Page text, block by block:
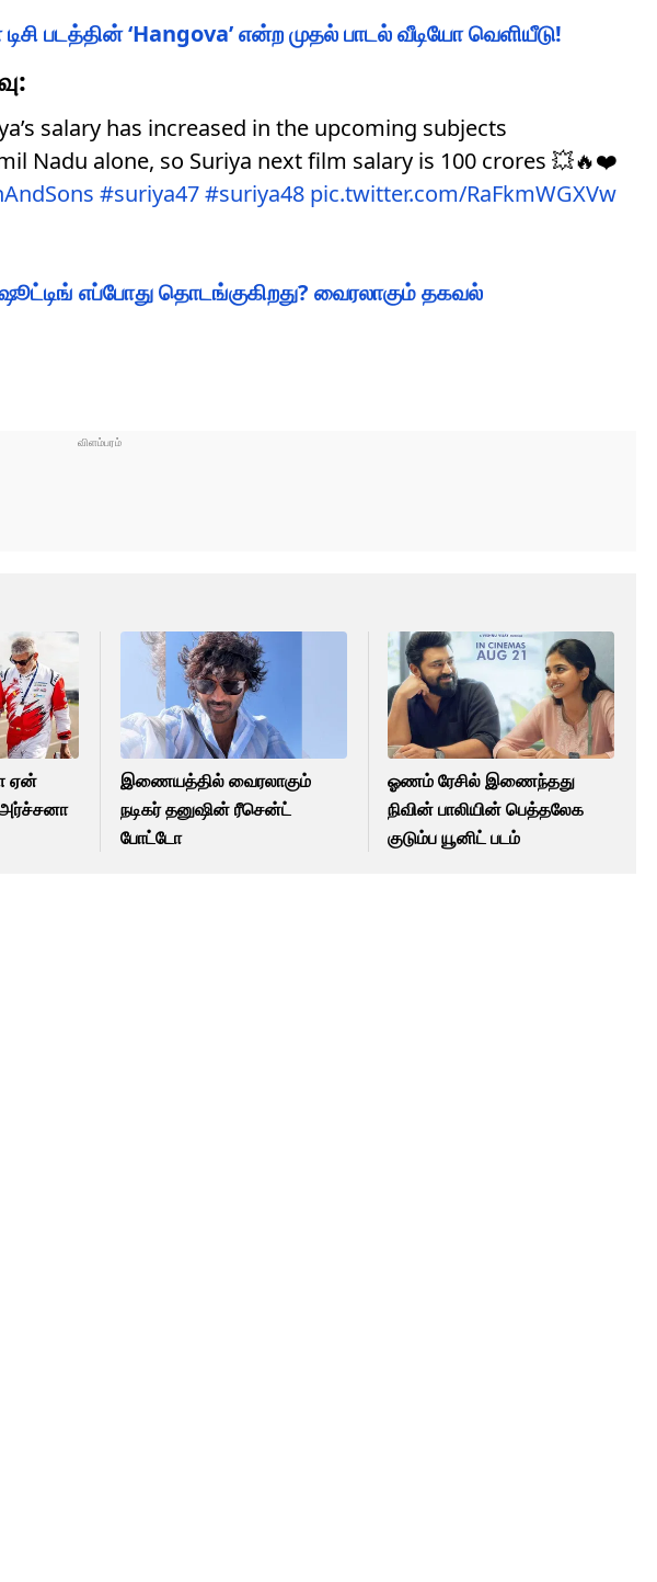
படத்தின் ‘Hangova’ என்ற முதல் பாடல் வீடியோ வெளியீடு!
salary has increased in the upcoming subjects
Nadu alone, so Suriya next film salary is 100 crores 💥🔥❤️
#suriya47#suriya48 pic.twitter.com/RaFkmWGXVw
எப்போது தொடங்குகிறது? வைரலாகும் தகவல்
ஏன்
அர்ச்சனா
இணையத்தில் வைரலாகும்
நடிகர் தனுஷின் ரீசென்ட்
போட்டோ
ஓணம் ரேசில் இணைந்தது
நிவின் பாலியின் பெத்தலேக
குடும்ப யூனிட் படம்